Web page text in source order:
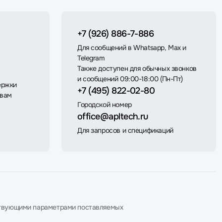
+7 (926) 886-7-886
Для сообщений в Whatsapp, Max и
Telegram
Также доступен для обычных звонков
и сообщений 09:00-18:00 (Пн-Пт)
+7 (495) 822-02-80
Городской номер
office@apltech.ru
Для запросов и спецификаций
параметрами поставляемых